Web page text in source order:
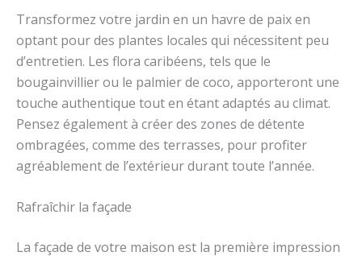
Transformez votre jardin en un havre de paix en
optant pour des plantes locales qui nécessitent peu
d’entretien. Les flora caribéens, tels que le
bougainvillier ou le palmier de coco, apporteront une
touche authentique tout en étant adaptés au climat.
Pensez également à créer des zones de détente
ombragées, comme des terrasses, pour profiter
agréablement de l’extérieur durant toute l’année.
Rafraîchir la façade
La façade de votre maison est la première impression